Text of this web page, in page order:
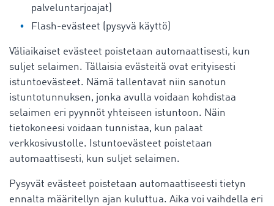
palveluntarjoajat)
Flash-evästeet (pysyvä käyttö)
Väliaikaiset evästeet poistetaan automaattisesti, kun
suljet selaimen. Tällaisia evästeitä ovat erityisesti
istuntoevästeet. Nämä tallentavat niin sanotun
istuntotunnuksen, jonka avulla voidaan kohdistaa
selaimen eri pyynnöt yhteiseen istuntoon. Näin
tietokoneesi voidaan tunnistaa, kun palaat
verkkosivustolle. Istuntoevästeet poistetaan
automaattisesti, kun suljet selaimen.
Pysyvät evästeet poistetaan automaattiseesti tietyn
ennalta määritellyn ajan kuluttua. Aika voi vaihdella eri